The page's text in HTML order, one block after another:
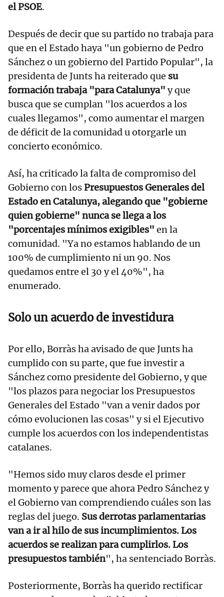
el PSOE.
Después de decir que su partido no trabaja para
que en el Estado haya "un gobierno de Pedro
Sánchez o un gobierno del Partido Popular", la
presidenta de Junts ha reiterado que su
formación trabaja "para Catalunya" y que
busca que se cumplan "los acuerdos a los
cuales llegamos", como aumentar el margen
de déficit de la comunidad u otorgarle un
concierto económico.
Así, ha criticado la falta de compromiso del
Gobierno con losPresupuestos Generales del
Estado en Catalunya, alegando que "gobierne
quien gobierne" nunca se llega a los
"porcentajes mínimos exigibles" en la
comunidad. "Ya no estamos hablando de un
100% de cumplimiento ni un 90. Nos
quedamos entre el 30 y el 40%", ha
enumerado.
Solo un acuerdo de investidura
Por ello, Borràs ha avisado de que Junts ha
cumplido con su parte, que fue investir a
Sánchez como presidente del Gobierno, y que
"los plazos para negociar los Presupuestos
Generales del Estado "van a venir dados por
cómo evolucionen las cosas" y si el Ejecutivo
cumple los acuerdos con los independentistas
catalanes.
"Hemos sido muy claros desde el primer
momento y parece que ahora Pedro Sánchez y
el Gobierno van comprendiendo cuáles son las
reglas del juego. Sus derrotas parlamentarias
van a ir al hilo de sus incumplimientos. Los
acuerdos se realizan para cumplirlos. Los
presupuestos también", ha sentenciado Borràs.
Posteriormente, Borràs ha querido rectificar